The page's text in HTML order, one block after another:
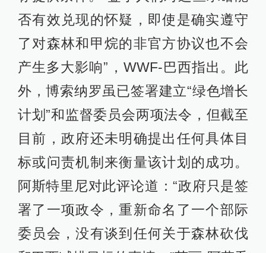
否有效兑现的怀疑，即使是确实遵守
了对森林和甲烷的非官方协议也不会
产生多大影响”，WWF-巴西指出。此
外，博索纳罗虽已签署建立“绿色增长
计划”和监督委员会两项法令，但截至
目前，政府还未明确提出任何具体目
标或问责机制来衡量该计划的成功。
阿斯特里尼对此评论道：“政府只是签
署了一项政令，重新命名了一个部际
委员会，没有谈到任何关于森林砍伐